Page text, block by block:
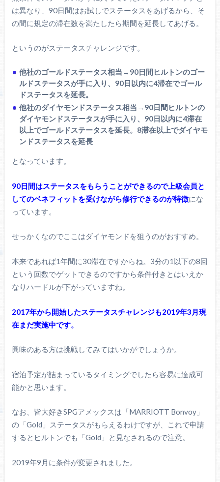
は異なり、90日間はお試しでステータスをあげるから、そ
の間に規定の滞在数を満たしたら期間を延長してあげる。
というのがステータスチャレンジです。
他社のゴールドステータス相当→90日間ヒルトンのゴー
ルドステータスが手に入り、90日以内に4滞在でゴール
ドステータスを延長。
他社のダイヤモンドステータス相当→90日間ヒルトンの
ダイヤモンドステータスが手に入り、90日以内に4滞在
以上でゴールドステータスを延長。8滞在以上でダイヤモ
ンドステータスを延長
となっています。
90日間はステータスをもらうことができるので上級会員と
してのベネフィットを受けながら修行できるのが特徴にな
っています。
せっかくなのでここはダイヤモンドを狙うのがおすすめ。
本来であれば1年間に30滞在ですからね。3分の1以下の8回
という回数でゲットできるのですから条件付きとはいえか
なりハードルが下がっていますね。
2017年から開始したステータスチャレンジも2019年3月現
在まだ実施中です。
興味のある方は挑戦してみてはいかがでしょうか。
宿泊予定が詰まっているタイミングでしたら容易に達成可
能かと思います。
なお、皆大好きSPGアメックスは「MARRIOTT Bonvoy」
の「Gold」ステータスがもらえるわけですが、これで申請
するとヒルトンでも「Gold」と見なされるので注意。
2019年9月に条件が変更されました。